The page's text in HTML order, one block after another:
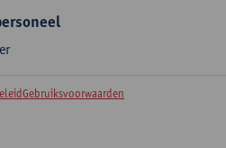
Gebruiksvoorwaarden